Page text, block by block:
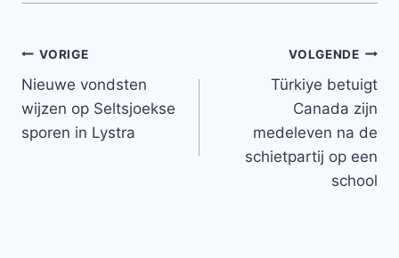
Bericht
navigatie
VORIGE
Nieuwe vondsten
wijzen op Seltsjoekse
sporen in Lystra
VOLGENDE
Türkiye betuigt
Canada zijn
medeleven na de
schietpartij op een
school